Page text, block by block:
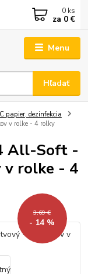
Menu
Hľadať
0 ks
za 0 €
papier, dezinfekcia
v rolke - 4 rolky
All-Soft -
rolke - 4
3,69 €
- 14 %